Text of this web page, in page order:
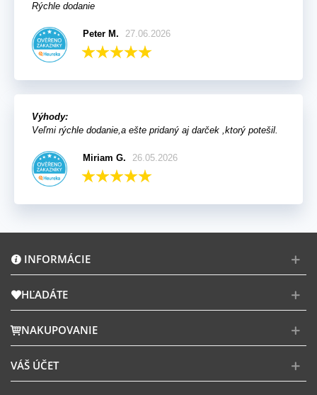
Rýchle dodanie
Peter M. 27.06.2026
Výhody:
Veľmi rýchle dodanie,a ešte pridaný aj darček ,ktorý potešil.
Miriam G. 26.05.2026
INFORMÁCIE
HĽADÁTE
NAKUPOVANIE
VÁŠ ÚČET